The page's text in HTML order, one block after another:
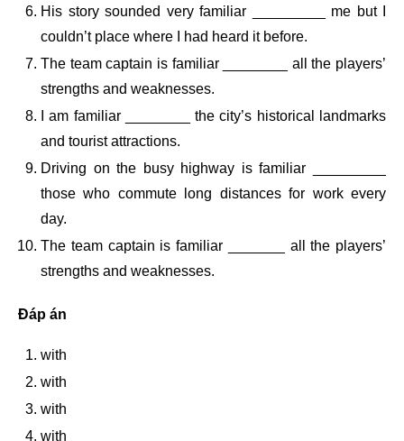
His story sounded very familiar _________ me but I
couldn’t place where I had heard it before.
The team captain is familiar ________ all the players’
strengths and weaknesses.
I am familiar ________ the city’s historical landmarks
and tourist attractions.
Driving on the busy highway is familiar _________
those who commute long distances for work every
day.
The team captain is familiar _______ all the players’
strengths and weaknesses.
Đáp án
with
with
with
with